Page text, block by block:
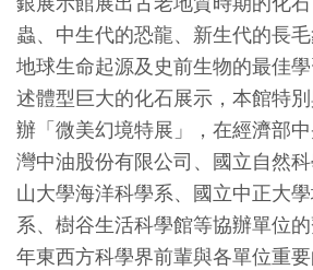
研
究
便
民
服
務
蟲、中生代的恐龍、新生代的長
地球生命起源及史前生物的最佳
述體型巨大的化石展示，本館特
辦「微美幻境特展」，在經濟部
灣中油股份有限公司、國立自然
山大學海洋科學系、國立中正大
系、樹谷生活科學館等協辦單位
年東西方科學界前輩與各單位重